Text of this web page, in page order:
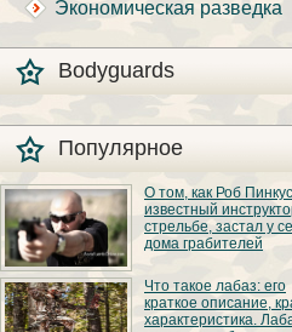
Экономическая разведка
Bodyguards
Популярное
О том, как Роб
известный
стрельбе, застал у
дома грабителей
Вот вы всё говорите:
«В США круто, там
можно любого
постороннего в своём
Что такое лабаз: его
краткое описание,
характеристика.